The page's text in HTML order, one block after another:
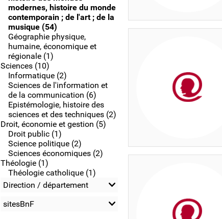
modernes, histoire du monde
contemporain ; de l'art ; de la
musique (54)
Géographie physique,
humaine, économique et
régionale (1)
Sciences (10)
Informatique (2)
Sciences de l'information et
de la communication (6)
Epistémologie, histoire des
sciences et des techniques (2)
Droit, économie et gestion (5)
Droit public (1)
Science politique (2)
Sciences économiques (2)
Théologie (1)
Théologie catholique (1)
Direction / département
sitesBnF